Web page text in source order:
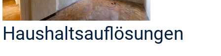
Haushaltsauflösungen